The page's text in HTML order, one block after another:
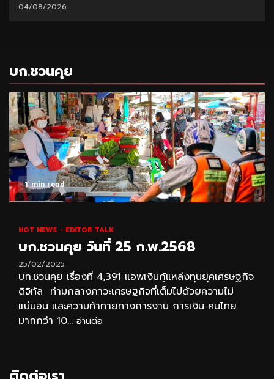
04/08/2026
บก.ชวนคุย
1 min read
HOT NEWS EDITOR TALK
บก.ชวนคุย วันที่ 25 ก.พ.2568
25/02/2025
บก.ชวนคุย เรื่องที่ 4,391 แอพเงินกู้แหล่งทุนยุคเศรษฐกิจ
ดิจิทัล ท่ามกลางภาวะเศรษฐกิจที่เต็มไปด้วยความไม่
แน่นอน และความท้าทายทางการงาน การเงิน คนไทย
มากกว่า 10... อ่านต่อ